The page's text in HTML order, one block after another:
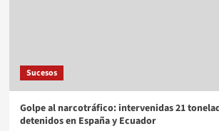
Sucesos
Golpe al narcotráfico: intervenidas 21
detenidos en España y Ecuador